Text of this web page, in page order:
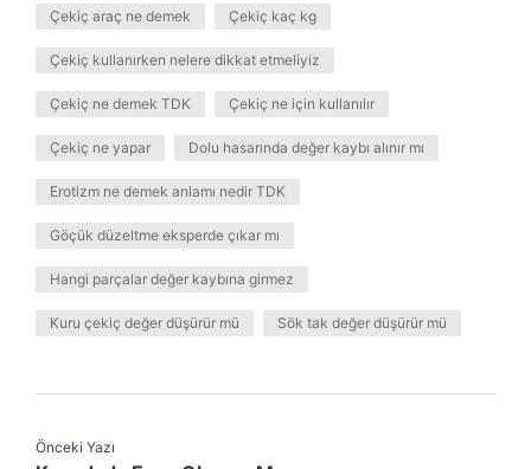
Çekiç araç ne demek Çekiç kaç kg
Çekiç kullanırken nelere dikkat etmeliyiz
Çekiç ne demek TDK Çekiç ne için kullanılır
Çekiç ne yapar Dolu hasarında değer kaybı alınır mı
Erotizm ne demek anlamı nedir TDK
Göçük düzeltme eksperde çıkar mı
Hangi parçalar değer kaybına girmez
Kuru çekiç değer düşürür mü Sök tak değer düşürür mü
Önceki Yazı